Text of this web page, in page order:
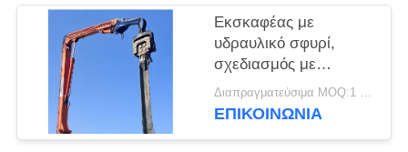
Εκσκαφέας με
υδραυλικό σφυρί,
σχεδιασμός με
ευέλικτες επιλογές
χρήσης
Διαπραγματεύσιμα MOQ:1 set
ΕΠΙΚΟΙΝΩΝΙΑ